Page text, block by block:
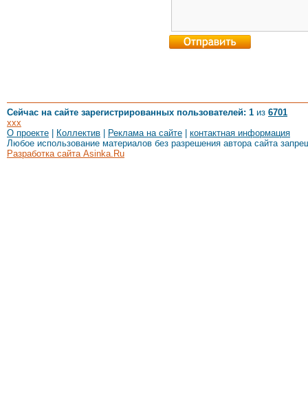
Сейчас на сайте зарегистрированных пользователей: 1 из 6701
xxx
О проекте
Коллектив Реклама на сайте
контактная информация
Любое использование материалов без разрешения автора сайта
Разработка сайта Asinka.Ru